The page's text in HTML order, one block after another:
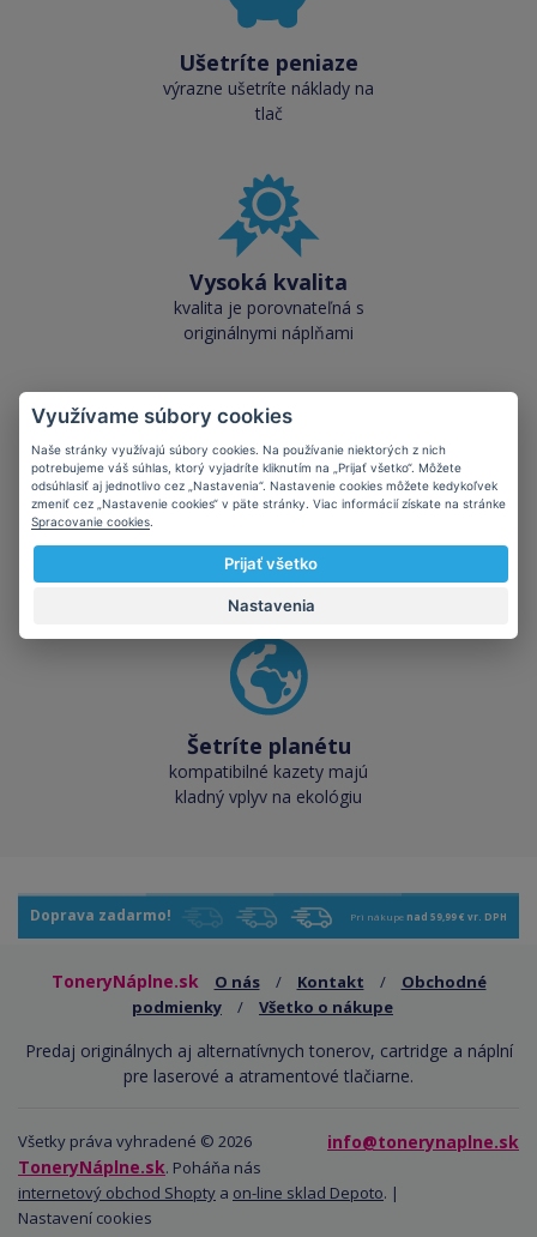
Ušetríte peniaze
výrazne ušetríte náklady na
tlač
Vysoká kvalita
kvalita je porovnateľná s
originálnymi náplňami
Skladom takmer
cez 50 000 skladových
zásob pre okamžitý odber
Šetríte planétu
kompatibilné kazety majú
kladný vplyv na ekológiu
Doprava zadarmo! Pri nákupe nad 59,99 € vr. DPH
ToneryNáplne.sk O nás / Kontakt /
Obchodné
podmienky
/ Všetko o nákupe
Predaj originálnych aj alternatívnych tonerov, cartridge a náplní
pre laserové a atramentové tlačiarne.
info@tonerynaplne.sk
Všetky práva vyhradené © 2026
ToneryNáplne.sk. Poháňa nás
internetový obchod Shopty a on-line sklad Depoto. |
Nastavení cookies
Využívame súbory cookies
Naše stránky využívajú súbory cookies. Na používanie niektorých z nich
potrebujeme váš súhlas, ktorý vyjadríte kliknutím na „Prijať všetko“. Môžete
odsúhlasiť aj jednotlivo cez „Nastavenia“. Nastavenie cookies môžete kedykoľvek
zmeniť cez „Nastavenie cookies“ v päte stránky. Viac informácií získate na stránke
Spracovanie cookies
Prijať všetko
Nastavenia